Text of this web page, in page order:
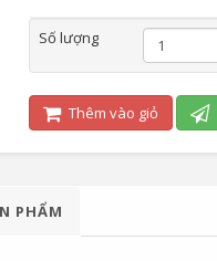
Số lượng
Thêm vào giỏ
PHẨM